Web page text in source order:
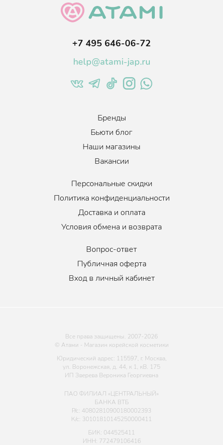
+7 495 646-06-72
help@atami-jap.ru
Бренды
Бьюти блог
Наши магазины
Вакансии
Персональные скидки
Политика конфиденциальности
Доставка и оплата
Условия обмена и возврата
Вопрос-ответ
Публичная оферта
Вход в личный кабинет
Все права защищены. 2007-2026
© Атами - Магазин корейской косметики
Юридический адрес: 115597, г. Москва,
ул. Воронежская, д. 44, к 1, кВ. 175
ИП Зверева Вероника Георгиевна
ПАО ФИЛИАЛ «ЦЕНТРАЛЬНЫЙ»
БАНКА ВТБ
Р/с: 40802810900180002393
К/с: 30101810145250000411
БИК: 044525411
ИНН: 772479106416